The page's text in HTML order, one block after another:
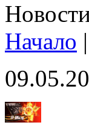
Начало |